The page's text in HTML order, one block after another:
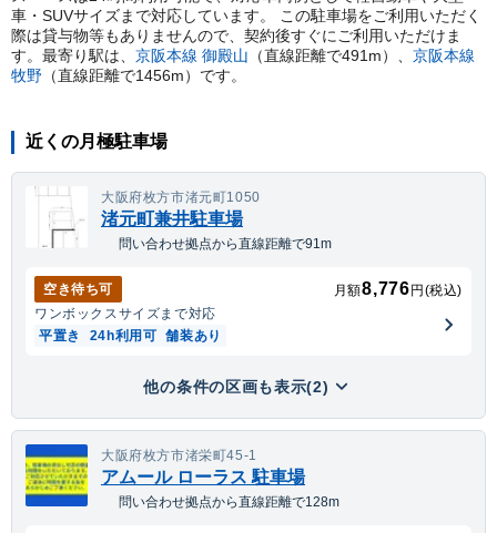
車・SUVサイズまで対応しています。 この駐車場をご利用いただく
際は貸与物等もありませんので、契約後すぐにご利用いただけま
す。 最寄り駅は、 京阪本線 御殿山 （直線距離で491 m）
京阪本線
牧野 （直線距離で1456m） です。
近くの月極駐車場
大阪府枚方市渚元町1050
渚元町兼井駐車場
問い合わせ拠点から直線距離で91m
空き待ち可 月額8,776 円(税込)
ワンボックスサイズまで対応
平置き
24h利用可 舗装あり
他の条件の区画も表示(2)
大阪府枚方市渚栄町45-1
アムール ローラス 駐車場
問い合わせ拠点から直線距離で128m